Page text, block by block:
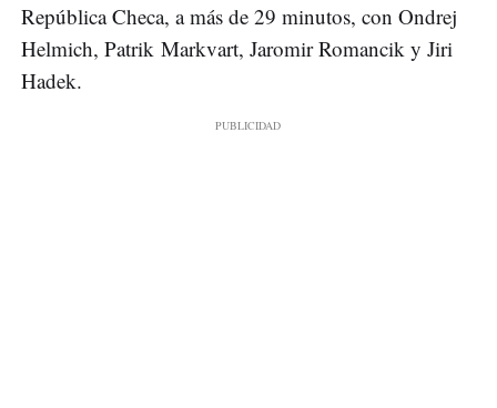
República Checa, a más de 29 minutos, con Ondrej
Helmich, Patrik Markvart, Jaromir Romancik y Jiri
Hadek.